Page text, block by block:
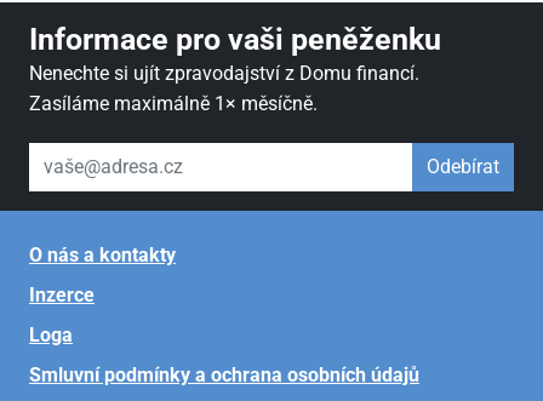
Informace pro vaši peněženku
Nenechte si ujít zpravodajství z Domu financí.
Zasíláme maximálně 1× měsíčně.
váš email Odebírat
O nás a kontakty
Inzerce
Loga
Smluvní podmínky a ochrana osobních údajů